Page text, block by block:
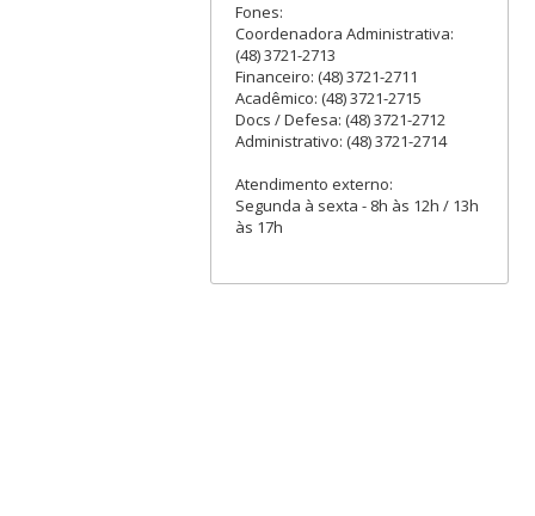
Fones:
Coordenadora Administrativa:
(48) 3721-2713
Financeiro: (48) 3721-2711
Acadêmico: (48) 3721-2715
Docs / Defesa: (48) 3721-2712
Administrativo: (48) 3721-2714
Atendimento externo:
Segunda à sexta - 8h às 12h / 13h
às 17h